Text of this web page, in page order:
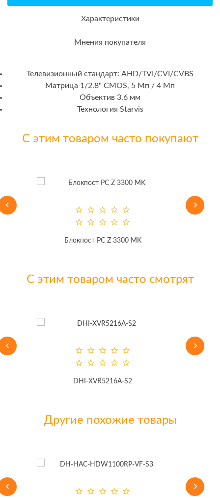
Характеристики
Мнения покупателя
Телевизионный стандарт: AHD/TVI/CVI/CVBS
Матрица 1/2.8" CMOS, 5 Мп / 4 Мп
Объектив 3.6 мм
Технология Starvis
С этим товаром часто покупают
Блокпост РС Z 3300 MK
С этим товаром часто смотрят
DHI-XVR5216A-S2
Другие похожие товары